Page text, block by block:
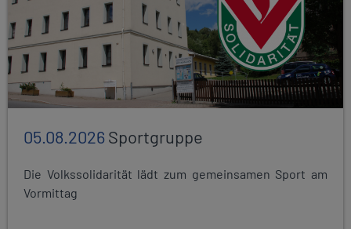
05.08.2026Sportgruppe
Die Volkssolidarität lädt zum gemeinsamen Sport am
Vormittag